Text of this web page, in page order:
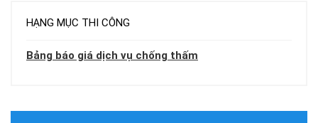
HẠNG MỤC THI CÔNG
Bảng báo giá dịch vụ chống thấm